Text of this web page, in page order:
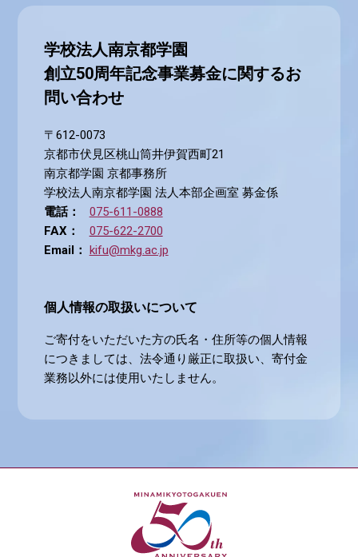
学校法人南京都学園
創立50周年記念事業募金に関するお
問い合わせ
〒612-0073
京都市伏見区桃山筒井伊賀西町21
南京都学園 京都事務所
学校法人南京都学園 法人本部企画室 募金係
電話：
075-611-0888
FAX：
075-622-2700
Email： kifu@mkg.ac.jp
個人情報の取扱いについて
ご寄付をいただいた方の氏名・住所等の個人情報
につきましては、法令通り厳正に取扱い、寄付金
業務以外には使用いたしません。